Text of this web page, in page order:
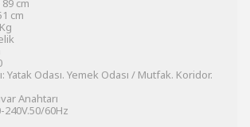
cm
cm
Yatak Odası. Yemek Odası / Mutfak. Koridor.
Anahtarı
240V.50/60Hz